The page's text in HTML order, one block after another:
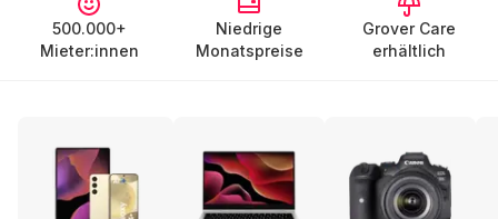
500.000+
Mieter:innen
Niedrige
Monatspreise
Grover Care
erhältlich